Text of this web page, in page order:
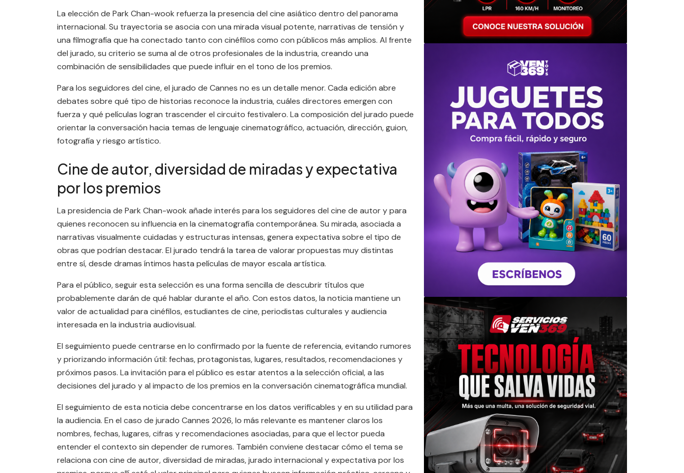
La elección de Park Chan-wook refuerza la presencia del cine asiático dentro del panorama
internacional. Su trayectoria se asocia con una mirada visual potente, narrativas de tensión y
una filmografía que ha conectado tanto con cinéfilos como con públicos más amplios. Al frente
del jurado, su criterio se suma al de otros profesionales de la industria, creando una
combinación de sensibilidades que puede influir en el tono de los premios.
Para los seguidores del cine, el jurado de Cannes no es un detalle menor. Cada edición abre
debates sobre qué tipo de historias reconoce la industria, cuáles directores emergen con
fuerza y qué películas logran trascender el circuito festivalero. La composición del jurado puede
orientar la conversación hacia temas de lenguaje cinematográfico, actuación, dirección, guion,
fotografía y riesgo artístico.
Cine de autor, diversidad de miradas y expectativa
por los premios
La presidencia de Park Chan-wook añade interés para los seguidores del cine de autor y para
quienes reconocen su influencia en la cinematografía contemporánea. Su mirada, asociada a
narrativas visualmente cuidadas y estructuras intensas, genera expectativa sobre el tipo de
obras que podrían destacar. El jurado tendrá la tarea de valorar propuestas muy distintas
entre sí, desde dramas íntimos hasta películas de mayor escala artística.
Para el público, seguir esta selección es una forma sencilla de descubrir títulos que
probablemente darán de qué hablar durante el año. Con estos datos, la noticia mantiene un
valor de actualidad para cinéfilos, estudiantes de cine, periodistas culturales y audiencia
interesada en la industria audiovisual.
El seguimiento puede centrarse en lo confirmado por la fuente de referencia, evitando rumores
y priorizando información útil: fechas, protagonistas, lugares, resultados, recomendaciones y
próximos pasos. La invitación para el público es estar atentos a la selección oficial, a las
decisiones del jurado y al impacto de los premios en la conversación cinematográfica mundial.
El seguimiento de esta noticia debe concentrarse en los datos verificables y en su utilidad para
la audiencia. En el caso de jurado Cannes 2026, lo más relevante es mantener claros los
nombres, fechas, lugares, cifras y recomendaciones asociadas, para que el lector pueda
entender el contexto sin depender de rumores. También conviene destacar cómo el tema se
relaciona con cine de autor, diversidad de miradas, jurado internacional y expectativa por los